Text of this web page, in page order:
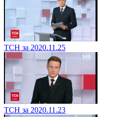
ТСН за 2020.11.25
ТСН за 2020.11.23